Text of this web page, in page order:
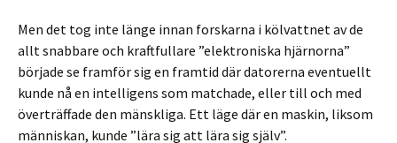
Men det tog inte länge innan forskarna i kölvattnet av de
allt snabbare och kraftfullare ”elektroniska hjärnorna”
började se framför sig en framtid där datorerna eventuellt
kunde nå en intelligens som matchade, eller till och med
överträffade den mänskliga. Ett läge där en maskin, liksom
människan, kunde ”lära sig att lära sig själv”.